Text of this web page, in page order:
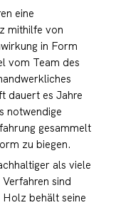
eine
mithilfe von
in Form
vom Team des
dauert es Jahre
notwendige
gesammelt
zu biegen.
als viele
sind
behält seine